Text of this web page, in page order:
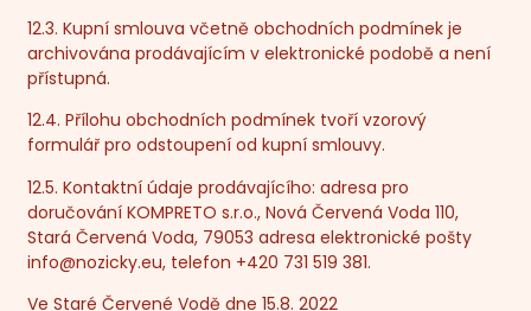
12.3. Kupní smlouva včetně obchodních podmínek je
archivována prodávajícím v elektronické podobě a není
přístupná.
12.4. Přílohu obchodních podmínek tvoří vzorový
formulář pro odstoupení od kupní smlouvy.
12.5. Kontaktní údaje prodávajícího: adresa pro
doručování KOMPRETO s.r.o., Nová Červená Voda 110,
Stará Červená Voda, 79053 adresa elektronické pošty
info@nozicky.eu, telefon +420 731 519 381.
Ve Staré Červené Vodě dne 15.8. 2022